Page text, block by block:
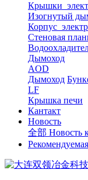
Крышки
Изогнутый
Корпус
Стеновая
Дымоход
AOD
Дымоход
LF
Крышка печи
Кантакт
Новость
全部 Новость